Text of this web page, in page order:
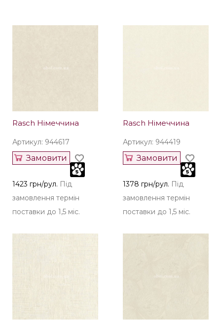
Rasch Німеччина
Артикул: 944617
Замовити
1423 грн/рул. Під
замовлення термін
поставки до 1,5 міс.
Rasch Німеччина
Артикул: 944419
Замовити
1378 грн/рул. Під
замовлення термін
поставки до 1,5 міс.